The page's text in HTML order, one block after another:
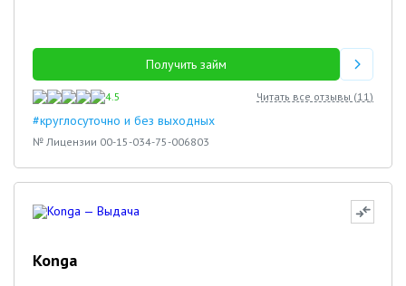
Получить займ
4.5 Читать все отзывы (11)
#круглосуточно и без выходных
№ Лицензии 00-15-034-75-006803
Konga